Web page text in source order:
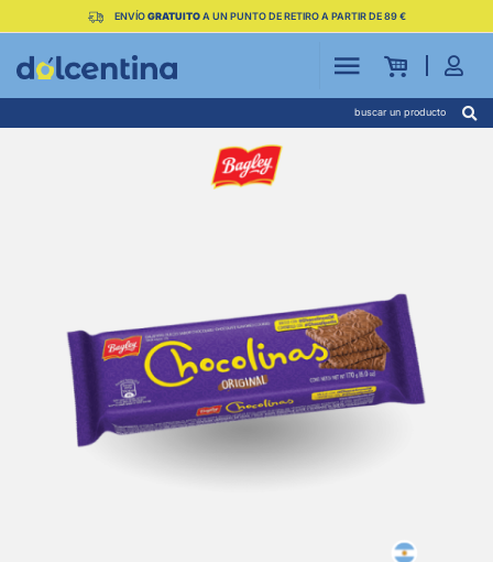
ENVÍOGRATUITOA UN PUNTO DE RETIRO A PARTIR DE 89 €
buscar un producto